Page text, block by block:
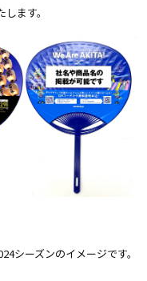
ます。
シーズンのイメージです。